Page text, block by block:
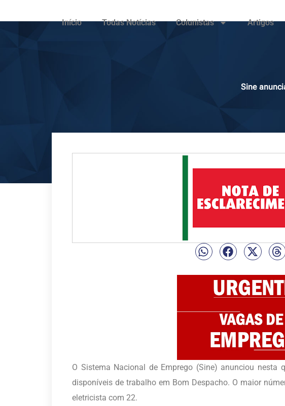
Início Todas Notícias Colunistas Artigos
Sine
O Sistema Nacional de Emprego (Sine) anunciou nesta
disponíveis de trabalho em Bom Despacho. O maior
eletricista com 22.